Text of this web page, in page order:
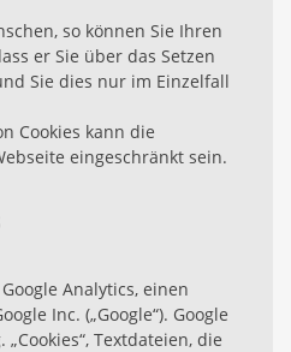
so können Sie Ihren
er Sie über das Setzen
Sie dies nur im Einzelfall
Cookies kann die
eingeschränkt sein.
Analytics, einen
Inc. („Google“). Google
Textdateien, die